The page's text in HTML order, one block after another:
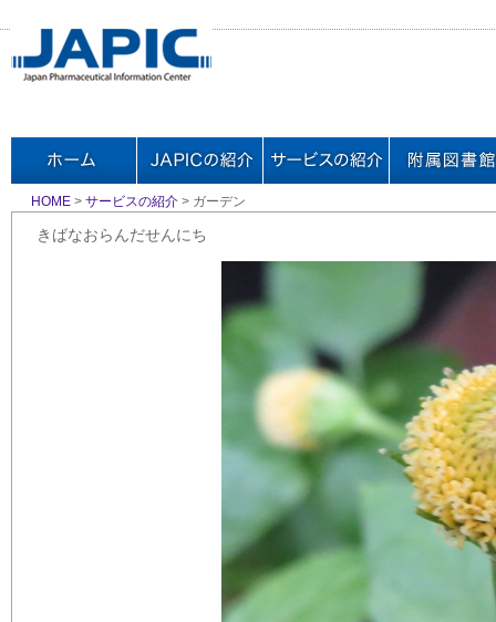
HOME > サービスの紹介 > ガーデン
きばなおらんだせんにち